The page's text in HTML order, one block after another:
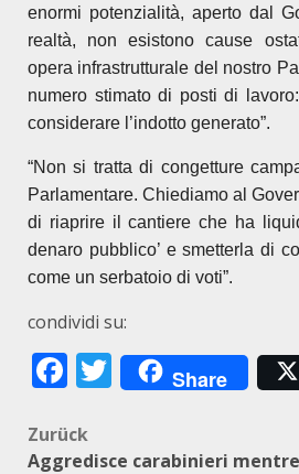
enormi potenzialità, aperto dal
realtà, non esistono cause
opera infrastrutturale del nostro
numero stimato di posti di
considerare l’indotto generato”.
“Non si tratta di congetture
Parlamentare. Chiediamo al
di riaprire il cantiere che ha
denaro pubblico’ e smetterla di
come un serbatoio di voti”.
condividi su:
Facebook
Twitter
Share
Beitragsnavigation
Zurück
Aggredisce carabinieri